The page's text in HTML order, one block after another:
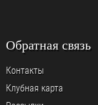
Обратная связь
Контакты
Клубная карта